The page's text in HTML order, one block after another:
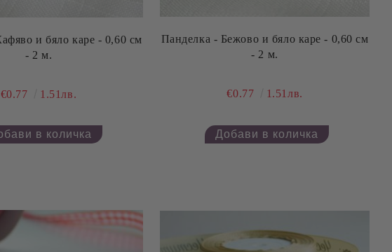
- 2 м.
€0.77 1.51лв.
Панделка - Бежово и бяло каре - 0,60 см
- 2 м.
€0.77 1.51лв.